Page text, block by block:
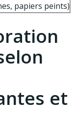
papiers peints)
et